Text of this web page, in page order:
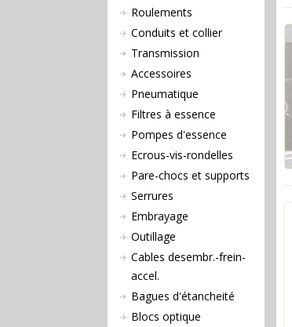
Roulements
Conduits et collier
Transmission
Accessoires
Pneumatique
Filtres à essence
Pompes d'essence
Ecrous-vis-rondelles
Pare-chocs et supports
Serrures
Embrayage
Outillage
Cables desembr.-frein-
accel.
Bagues d'étancheité
Blocs optique